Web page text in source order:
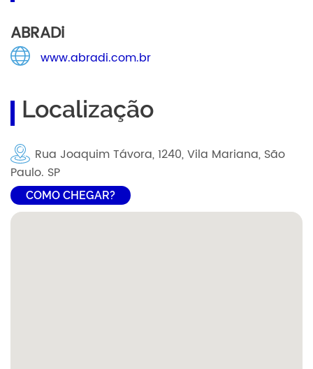
ABRADi
www.abradi.com.br
Localização
Rua Joaquim Távora, 1240, Vila Mariana, São
Paulo. SP
COMO CHEGAR?